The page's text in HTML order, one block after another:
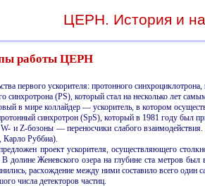
ЦЕРН. История и
работы ЦЕРН
первого ускорителя: протонного
синхротрона (PS), который стал на несколько лет
в мире коллайдер — ускоритель, в котором
синхротрон (SpS), который в 1981 году был
и Z-бозоны — переносчики слабого
Руббиа).
проект ускорителя, осуществляющего
В долине Женевского озера на глубине ста метров
расхождение между ними составило всего
числа детекторов частиц.